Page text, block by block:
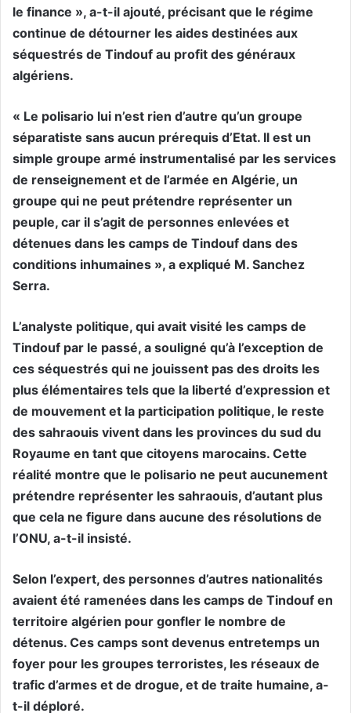
le finance », a-t-il ajouté, précisant que le régime
continue de détourner les aides destinées aux
séquestrés de Tindouf au profit des généraux
algériens.
« Le polisario lui n’est rien d’autre qu’un groupe
séparatiste sans aucun prérequis d’Etat. Il est un
simple groupe armé instrumentalisé par les services
de renseignement et de l’armée en Algérie, un
groupe qui ne peut prétendre représenter un
peuple, car il s’agit de personnes enlevées et
détenues dans les camps de Tindouf dans des
conditions inhumaines », a expliqué M. Sanchez
Serra.
L’analyste politique, qui avait visité les camps de
Tindouf par le passé, a souligné qu’à l’exception de
ces séquestrés qui ne jouissent pas des droits les
plus élémentaires tels que la liberté d’expression et
de mouvement et la participation politique, le reste
des sahraouis vivent dans les provinces du sud du
Royaume en tant que citoyens marocains. Cette
réalité montre que le polisario ne peut aucunement
prétendre représenter les sahraouis, d’autant plus
que cela ne figure dans aucune des résolutions de
l’ONU, a-t-il insisté.
Selon l’expert, des personnes d’autres nationalités
avaient été ramenées dans les camps de Tindouf en
territoire algérien pour gonfler le nombre de
détenus. Ces camps sont devenus entretemps un
foyer pour les groupes terroristes, les réseaux de
trafic d’armes et de drogue, et de traite humaine, a-
t-il déploré.